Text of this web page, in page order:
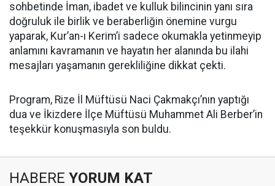
sohbetinde İman, ibadet ve kulluk bilincinin yanı sıra
doğruluk ile birlik ve beraberliğin önemine vurgu
yaparak, Kur’an-ı Kerim’i sadece okumakla yetinmeyip
anlamını kavramanın ve hayatın her alanında bu ilahi
mesajları yaşamanın gerekliliğine dikkat çekti.
Program, Rize İl Müftüsü Naci Çakmakçı’nın yaptığı
dua ve İkizdere İlçe Müftüsü Muhammet Ali Berber’in
teşekkür konuşmasıyla son buldu.
HABERE YORUM KAT